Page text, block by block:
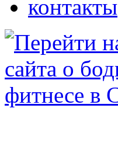
контакты